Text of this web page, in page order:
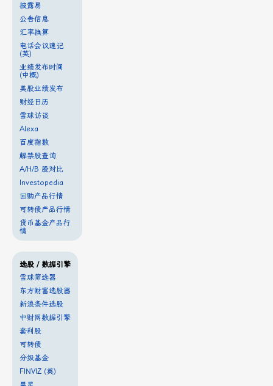
披露易
公告信息
汇率换算
电话会议速记
(英)
业绩发布时间
(中概)
美股业绩发布
财经日历
雪球访谈
Alexa
百度指数
解禁股查询
A/H/B 股对比
Investopedia
回购产品行情
可转债产品行情
货币基金产品行
情
选股 / 数据引擎
雪球筛选器
东方财富选股器
新浪条件选股
中财网数据引擎
套利股
可转债
分级基金
FINVIZ (英)